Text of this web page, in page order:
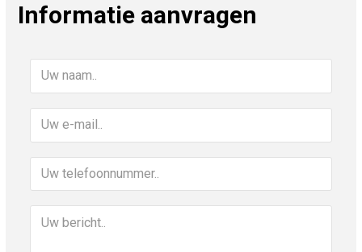
Informatie aanvragen